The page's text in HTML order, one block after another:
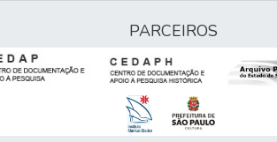
PARCEIROS